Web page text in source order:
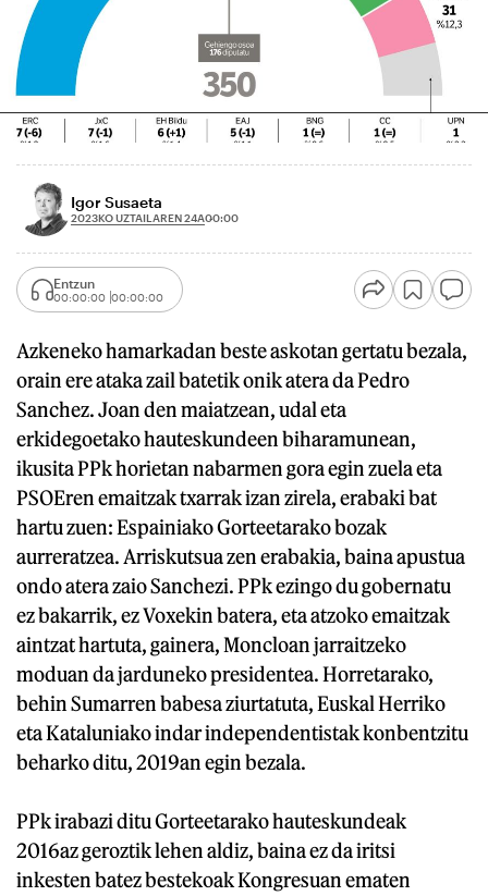
Igor Susaeta
2023KO UZTAILAREN 24A00:00
Entzun
00:00:00 00:00:00
Azkeneko hamarkadan beste askotan gertatu bezala,
orain ere ataka zail batetik onik atera da Pedro
Sanchez. Joan den maiatzean, udal eta
erkidegoetako hauteskundeen biharamunean,
ikusita PPk horietan nabarmen gora egin zuela eta
PSOEren emaitzak txarrak izan zirela, erabaki bat
hartu zuen: Espainiako Gorteetarako bozak
aurreratzea. Arriskutsua zen erabakia, baina apustua
ondo atera zaio Sanchezi. PPk ezingo du gobernatu
ez bakarrik, ez Voxekin batera, eta atzoko emaitzak
aintzat hartuta, gainera, Moncloan jarraitzeko
moduan da jarduneko presidentea. Horretarako,
behin Sumarren babesa ziurtatuta, Euskal Herriko
eta Kataluniako indar independentistak konbentzitu
beharko ditu, 2019an egin bezala.
PPk irabazi ditu Gorteetarako hauteskundeak
2016az geroztik lehen aldiz, baina ez da iritsi
inkesten batez bestekoak Kongresuan ematen